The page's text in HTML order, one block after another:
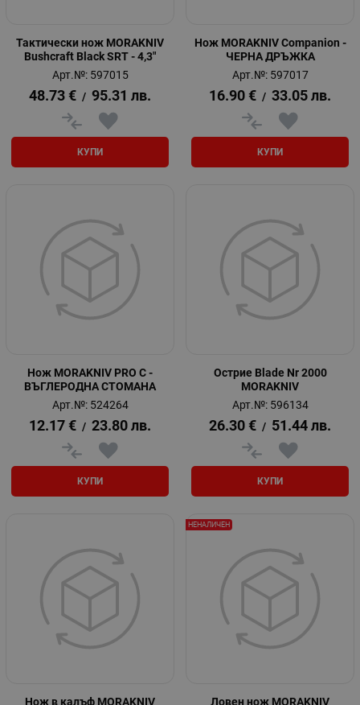
Тактически нож MORAKNIV
Bushcraft Black SRT - 4,3"
Арт.№: 597015
48.73 € / 95.31 лв.
КУПИ
Нож MORAKNIV Companion -
ЧЕРНА ДРЪЖКА
Арт.№: 597017
16.90 € / 33.05 лв.
КУПИ
Нож MORAKNIV PRO C -
ВЪГЛЕРОДНА СТОМАНА
Арт.№: 524264
12.17 € / 23.80 лв.
КУПИ
Острие Blade Nr 2000
MORAKNIV
Арт.№: 596134
26.30 € / 51.44 лв.
КУПИ
Нож в калъф MORAKNIV
Ловен нож MORAKNIV
НЕНАЛИЧЕН